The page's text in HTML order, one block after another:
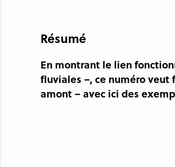
Résumé
En montrant le lien
fluviales –, ce numéro
amont – avec ici des